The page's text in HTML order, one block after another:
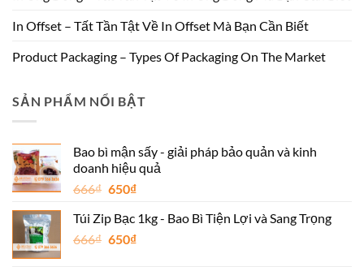
In Offset – Tất Tần Tật Về In Offset Mà Bạn Cần Biết
Product Packaging – Types Of Packaging On The Market
SẢN PHẨM NỔI BẬT
Bao bì mận sấy - giải pháp bảo quản và kinh
doanh hiệu quả
666₫ Giá
là:
666₫.
650₫Giá
tại
là:
Túi Zip Bạc 1kg - Bao Bì Tiện Lợi và Sang Trọng
666₫ Giá
650₫Giá